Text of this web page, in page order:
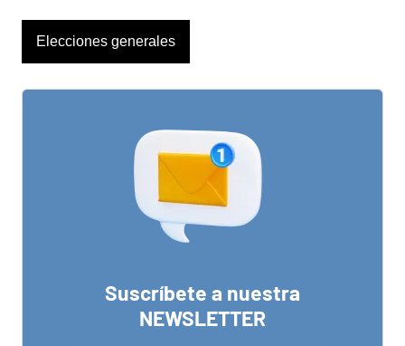
Elecciones generales
Suscríbete a nuestra
NEWSLETTER